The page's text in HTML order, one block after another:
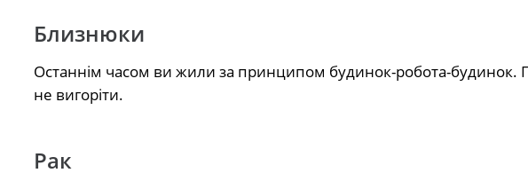
Близнюки
Останнім часом ви жили за принципом будинок-робота-будинок.
не вигоріти.
Рак